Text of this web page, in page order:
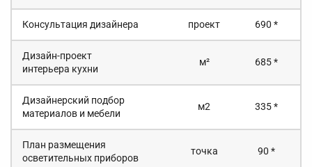
Консультация дизайнера проект 690 *
Дизайн-проект
интерьера кухни
м² 685 *
Дизайнерский подбор
материалов и мебели
м2 335 *
План размещения
осветительных приборов
точка 90 *